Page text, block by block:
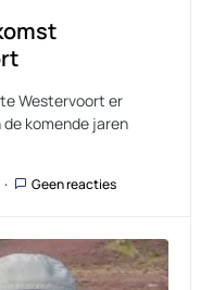
Westervoort er
komende jaren
Geen reacties